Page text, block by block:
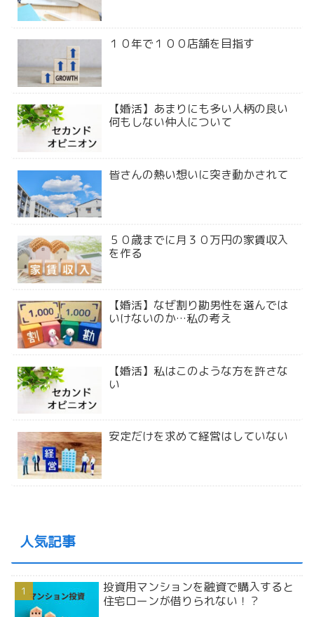
１０年で１００店舗を目指す
【婚活】あまりにも多い人柄の良い
何もしない仲人について
皆さんの熱い想いに突き動かされて
５０歳までに月３０万円の家賃収入
を作る
【婚活】なぜ割り勘男性を選んでは
いけないのか…私の考え
【婚活】私はこのような方を許さな
い
安定だけを求めて経営はしていない
人気記事
投資用マンションを融資で購入すると
住宅ローンが借りられない！？